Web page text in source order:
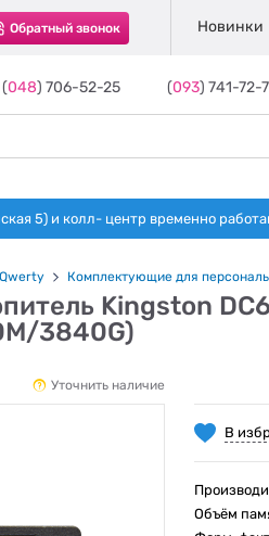
Обратный звонок Новинки
(048) 706-52-25 (093) 741-72-
5) и колл- центр временно
Комплектующие для
Kingston
3840G)
Уточнить наличие
В
Объём